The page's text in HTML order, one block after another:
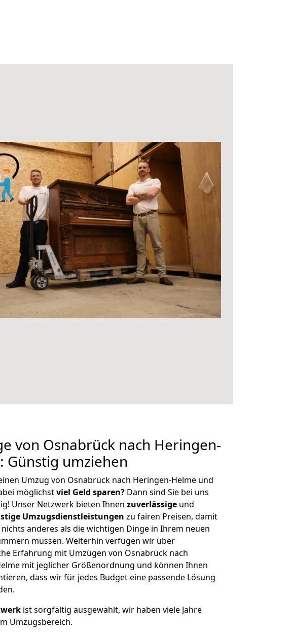
von Osnabrück nach Heringen-
Günstig umziehen
Umzug von Osnabrück nach Heringen-Helme und
möglichstviel Geld sparen? Dann sind Sie bei uns
Unser Netzwerk bieten Ihnen zuverlässige und
Umzugsdienstleistungen zu fairen Preisen, damit
nichts anderes als die wichtigen Dinge in Ihrem neuen
müssen. Weiterhin verfügen wir über
Erfahrung mit Umzügen von Osnabrück nach
mit jeglicher Größenordnung und können Ihnen
dass wir für jedes Budget eine passende Lösung
ist sorgfältig ausgewählt, wir haben viele Jahre
Umzugsbereich.